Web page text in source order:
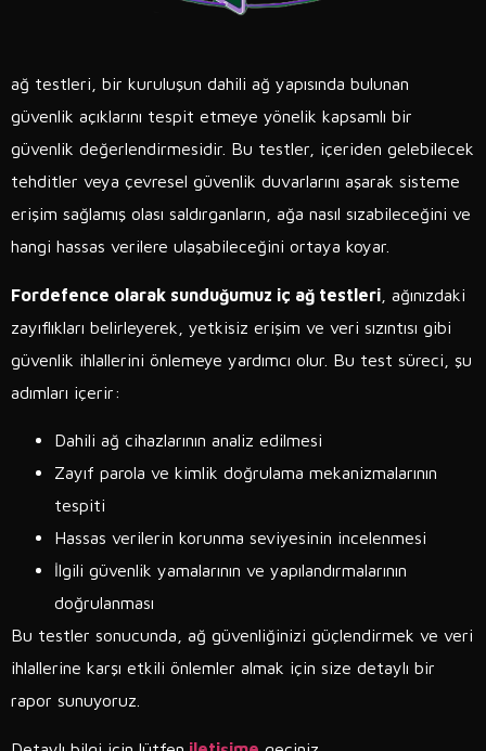
ağ testleri, bir kuruluşun dahili ağ yapısında bulunan
güvenlik açıklarını tespit etmeye yönelik kapsamlı bir
güvenlik değerlendirmesidir. Bu testler, içeriden gelebilecek
tehditler veya çevresel güvenlik duvarlarını aşarak sisteme
erişim sağlamış olası saldırganların, ağa nasıl sızabileceğini ve
hangi hassas verilere ulaşabileceğini ortaya koyar.
Fordefence olarak sunduğumuz iç ağ testleri , ağınızdaki
zayıflıkları belirleyerek, yetkisiz erişim ve veri sızıntısı gibi
güvenlik ihlallerini önlemeye yardımcı olur. Bu test süreci, şu
adımları içerir:
Dahili ağ cihazlarının analiz edilmesi
Zayıf parola ve kimlik doğrulama mekanizmalarının
tespiti
Hassas verilerin korunma seviyesinin incelenmesi
İlgili güvenlik yamalarının ve yapılandırmalarının
doğrulanması
Bu testler sonucunda, ağ güvenliğinizi güçlendirmek ve veri
ihlallerine karşı etkili önlemler almak için size detaylı bir
rapor sunuyoruz.